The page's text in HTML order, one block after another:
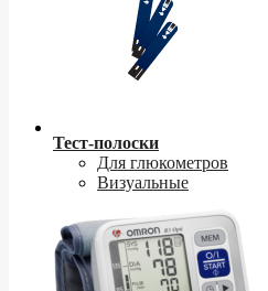
Тест-полоски
Для глюкометров
Визуальные